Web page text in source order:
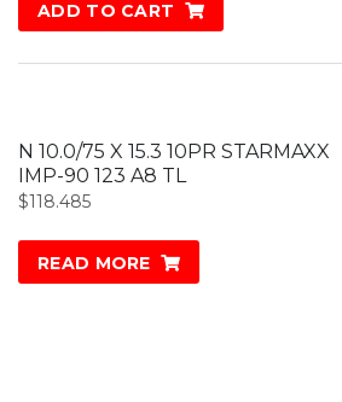
ADD TO CART
N 10.0/75 X 15.3 10PR STARMAXX
IMP-90 123 A8 TL
$118.485
READ MORE